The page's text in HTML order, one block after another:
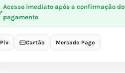
Acesso imediato após a confirmação do
pagamento
Pix Cartão Mercado Pago